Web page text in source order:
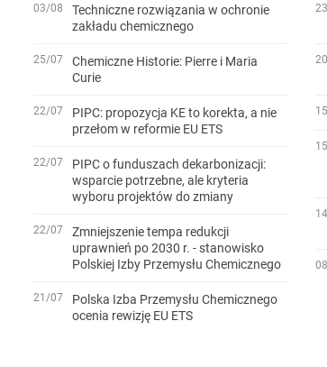
03/08
Techniczne rozwiązania w ochronie
zakładu chemicznego
25/07
Chemiczne Historie: Pierre i Maria
Curie
22/07
PIPC: propozycja KE to korekta, a nie
przełom w reformie EU ETS
22/07
PIPC o funduszach dekarbonizacji:
wsparcie potrzebne, ale kryteria
wyboru projektów do zmiany
22/07
Zmniejszenie tempa redukcji
uprawnień po 2030 r. - stanowisko
Polskiej Izby Przemysłu Chemicznego
21/07
Polska Izba Przemysłu Chemicznego
ocenia rewizję EU ETS